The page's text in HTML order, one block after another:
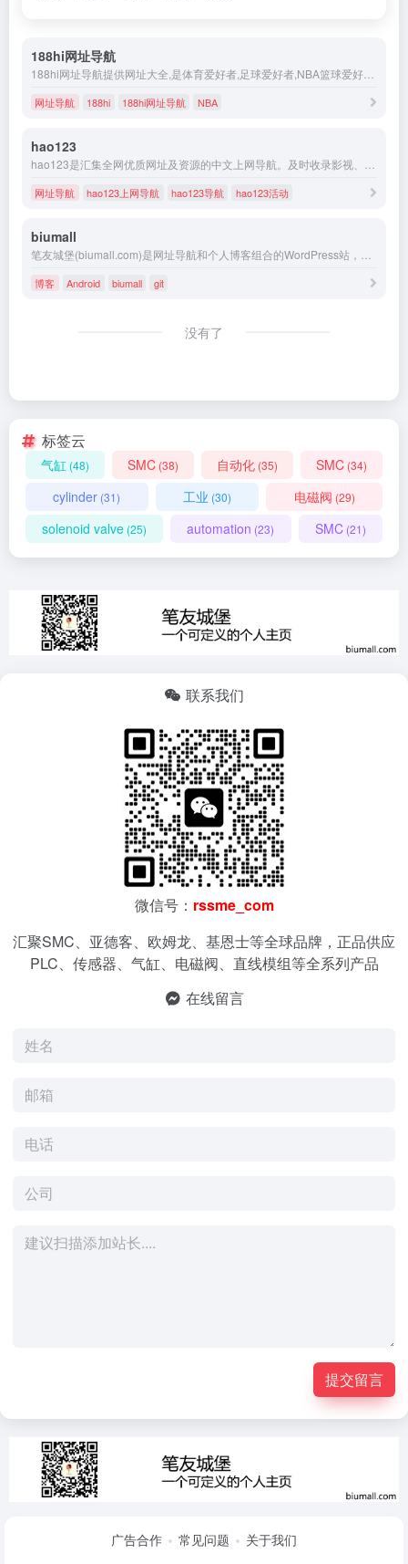
188hi网址导航
网址导航 188hi 188hi网址导航 NBA
hao123
网址导航 hao123上网导航 hao123导航 hao123活动
biumall
博客 Android biumall git
没有了
标签云
气缸 (48) SMC (38) 自动化 (35) SMC (34)
cylinder (31) 工业 (30) 电磁阀 (29)
solenoid valve (25) automation (23) SMC(21)
联系我们
微信号： rssme_com
汇聚SMC、亚德客、欧姆龙、基恩士等全球品牌，正品供应
PLC、传感器、气缸、电磁阀、直线模组等全系列产品
在线留言
提交留言
广告合作 常见问题 关于我们